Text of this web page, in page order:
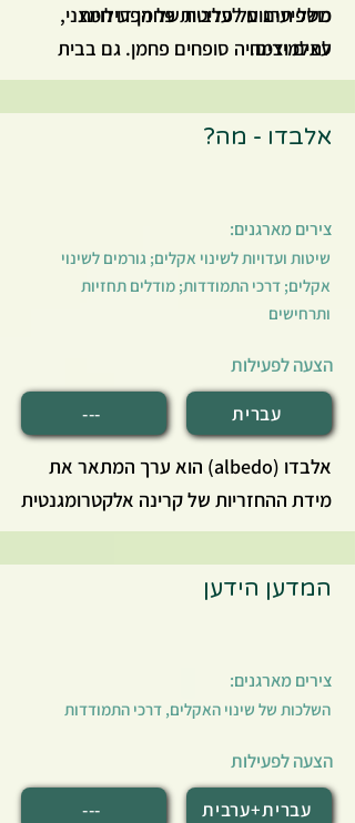
משפיעים על פליטות פחמן דו חמצני,
עצים וצמחיה סופחים פחמן. גם בבית
הספר ובסביבתו יש תהליכים המשפיעים
על פליטות וקליטה של פחמן דו חמצני.
בתחנה זו התלמידים יצאו לסיור התבוננות
כולל תרגום לערבית של הפעילויות
לתלמידים.
אלבדו - מה?
צירים מארגנים:
שיטות ועדויות לשינוי אקלים; גורמים לשינוי
אקלים; דרכי התמודדות; מודלים תחזיות
ותרחישים
הצעה לפעילות
---
עברית
אלבדו (albedo) הוא ערך המתאר את
מידת ההחזריות של קרינה אלקטרומגנטית
ממשטח או גוף. פעילות האדם על כדור
הארץ, כגון, שינוי תכסית ובירוא יערות
עלולים להשפיע על האלבדו של כדור
את השפעת האלבדו על האקלים.
המדען הידען
צירים מארגנים:
השלכות של שינוי האקלים, דרכי התמודדות
הצעה לפעילות
---
עברית+ערבית